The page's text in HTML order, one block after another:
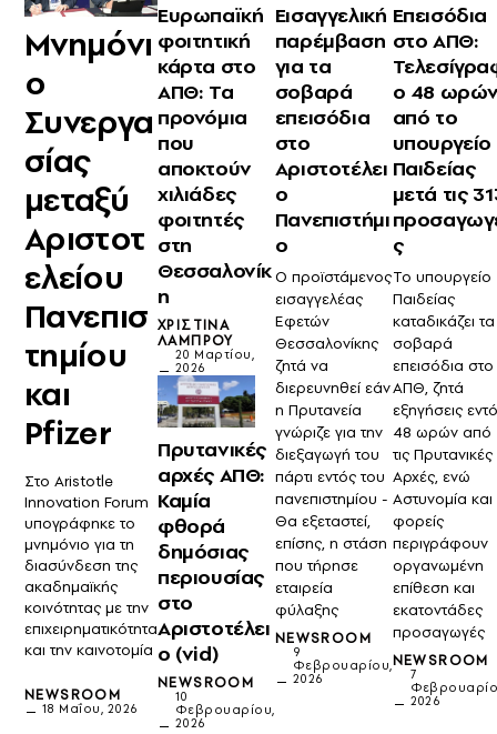
Μνημόνι
ο
Συνεργα
σίας
μεταξύ
Αριστοτ
ελείου
Πανεπισ
τημίου
και
Pfizer
Στο Aristotle
Innovation Forum
υπογράφηκε το
μνημόνιο για τη
διασύνδεση της
ακαδημαϊκής
κοινότητας με την
επιχειρηματικότητα
και την καινοτομία
NEWSROOM
18 Μαΐου, 2026
Ευρωπαϊκή
φοιτητική
κάρτα στο
ΑΠΘ: Τα
προνόμια
που
αποκτούν
χιλιάδες
φοιτητές
στη
Θεσσαλονίκ
η
ΧΡΙΣΤΊΝΑ
ΛΆΜΠΡΟΥ
20 Μαρτίου,
2026
Πρυτανικές
αρχές ΑΠΘ:
Καμία
φθορά
δημόσιας
περιουσίας
στο
Αριστοτέλει
ο (vid)
NEWSROOM
10
Φεβρουαρίου,
2026
Εισαγγελική
παρέμβαση
για τα
σοβαρά
επεισόδια
στο
Αριστοτέλει
ο
Πανεπιστήμι
ο
Ο προϊστάμενος
εισαγγελέας
Εφετών
Θεσσαλονίκης
ζητά να
διερευνηθεί εάν
η Πρυτανεία
γνώριζε για την
διεξαγωγή του
πάρτι εντός του
πανεπιστημίου -
Θα εξεταστεί,
επίσης, η στάση
που τήρησε
εταιρεία
φύλαξης
NEWSROOM
9
Φεβρουαρίου,
2026
Επεισόδια
στο ΑΠΘ:
ο 48
από το
υπουργείο
Παιδείας
μετά τις
ς
Το υπουργείο
Παιδείας
καταδικάζει τα
σοβαρά
επεισόδια στο
ΑΠΘ, ζητά
εξηγήσεις
48 ωρών από
τις Πρυτανικές
Αρχές, ενώ
Αστυνομία και
φορείς
περιγράφουν
οργανωμένη
επίθεση και
εκατοντάδες
προσαγωγές
NEWSROOM
7
2026